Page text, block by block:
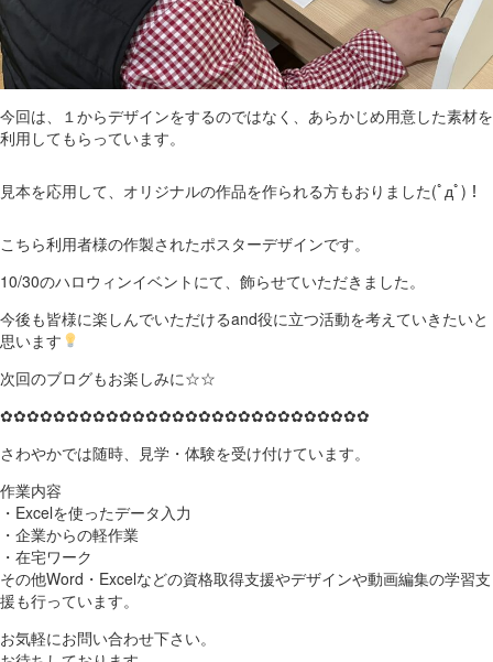
今回は、１からデザインをするのではなく、あらかじめ用意した素材を
利用してもらっています。
見本を応用して、オリジナルの作品を作られる方もおりました(ﾟдﾟ)！
こちら利用者様の作製されたポスターデザインです。
10/30のハロウィンイベントにて、飾らせていただきました。
今後も皆様に楽しんでいただけるand役に立つ活動を考えていきたいと
思います
次回のブログもお楽しみに☆☆
✿✿✿✿✿✿✿✿✿✿✿✿✿✿✿✿✿✿✿✿✿✿✿✿✿✿✿✿
さわやかでは随時、見学・体験を受け付けています。
作業内容
・Excelを使ったデータ入力
・企業からの軽作業
・在宅ワーク
その他Word・Excelなどの資格取得支援やデザインや動画編集の学習支
援も行っています。
お気軽にお問い合わせ下さい。